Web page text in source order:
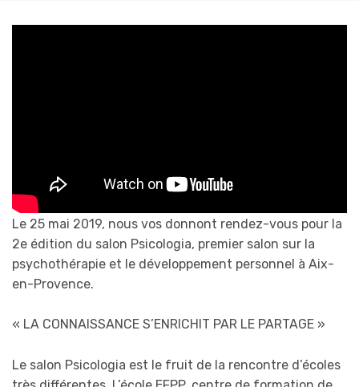
Le 25 mai 2019, nous vos donnont rendez-vous pour la
2e édition du salon Psicologia, premier salon sur la
psychothérapie et le développement personnel à Aix-
en-Provence.
« LA CONNAISSANCE S’ENRICHIT PAR LE PARTAGE »
Le salon Psicologia est le fruit de la rencontre d’écoles